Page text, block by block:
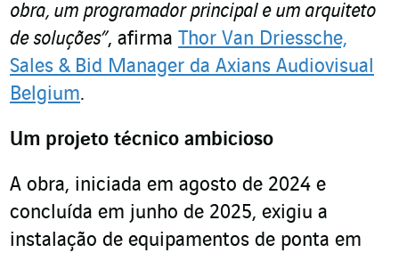
obra, um programador principal e um arquiteto
de soluções”, afirma Thor Van Driessche,
Sales & Bid Manager da Axians Audiovisual
Belgium.
Um projeto técnico ambicioso
A obra, iniciada em agosto de 2024 e
concluída em junho de 2025, exigiu a
instalação de equipamentos de ponta em